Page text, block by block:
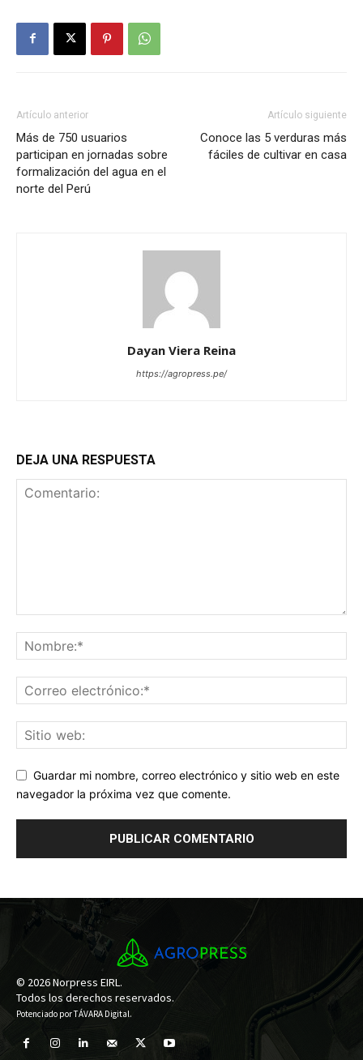
Artículo anterior
Más de 750 usuarios
participan en jornadas sobre
formalización del agua en el
norte del Perú
Artículo siguiente
Conoce las 5 verduras más
fáciles de cultivar en casa
Dayan Viera Reina
https://agropress.pe/
DEJA UNA RESPUESTA
Guardar mi nombre, correo electrónico y sitio web en este
navegador la próxima vez que comente.
© 2026 Norpress EIRL.
Todos los derechos reservados.
Potenciado porTÁVARA Digital.